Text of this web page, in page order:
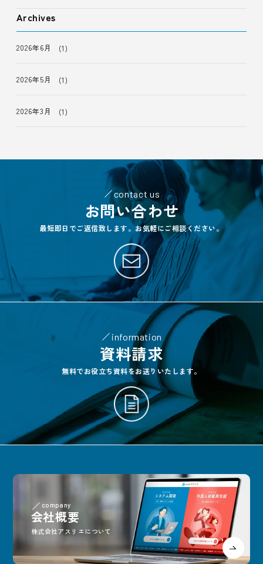
Archives
2026年6月 (1)
2026年5月 (1)
2026年3月 (1)
contact us
お問い合わせ
最短即日でご返信致します。お気軽にご相談ください。
information
資料請求
無料でお役立ち資料をお送りいたします。
company
会社概要
株式会社アスリエについて